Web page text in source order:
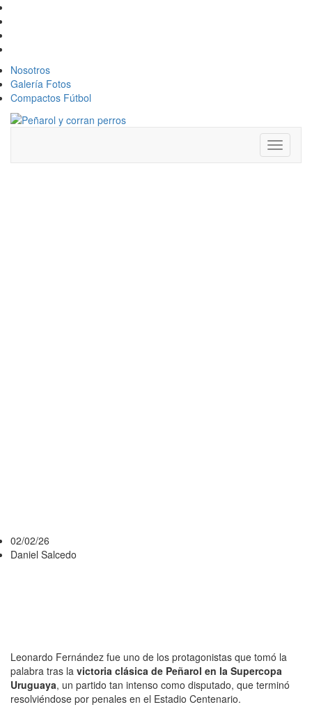
Nosotros
Galería Fotos
Compactos Fútbol
Toggle
02/02/26
Daniel Salcedo
Leonardo Fernández fue uno de los protagonistas que tomó la
palabra tras la victoria clásica de Peñarol en la Supercopa
Uruguaya, un partido tan intenso como disputado, que terminó
resolviéndose por penales en el Estadio Centenario.